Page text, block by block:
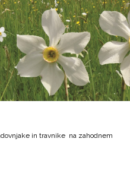
in travnike na zahodnem